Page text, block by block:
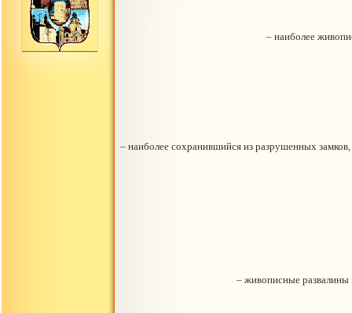
– наиболее
– наиболее сохранившийся из разрушенных
– живописные развалины